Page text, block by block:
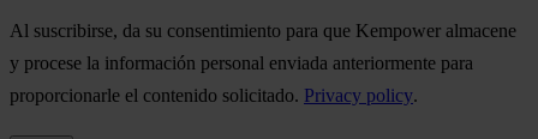
Al suscribirse, da su consentimiento para que Kempower almacene
y procese la información personal enviada anteriormente para
proporcionarle el contenido solicitado. Privacy policy.